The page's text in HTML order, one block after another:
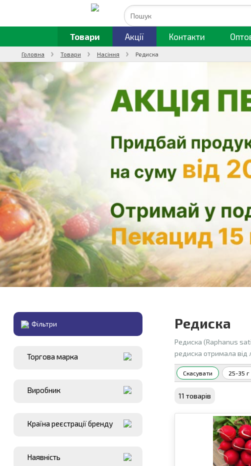
Товари Акції Контакти
Головна Товари Насіння Редиска
Фiльтри
Торгова марка
Виробник
Країна реєстрації бренду
Наявнiсть
Редиска
Редиска (Raphanus
редиска отримала від
Скасувати 25-35 г
11 товарiв